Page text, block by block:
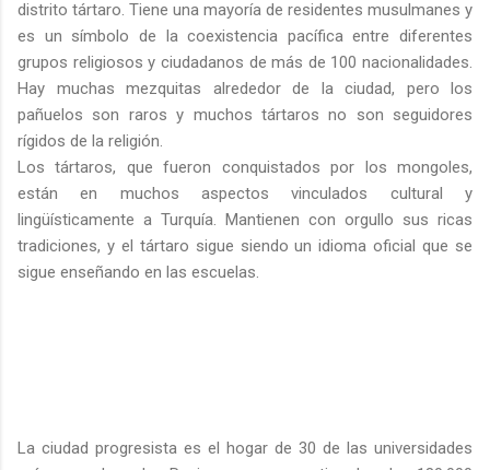
distrito tártaro. Tiene una mayoría de residentes musulmanes y
es un símbolo de la coexistencia pacífica entre diferentes
grupos religiosos y ciudadanos de más de 100 nacionalidades.
Hay muchas mezquitas alrededor de la ciudad, pero los
pañuelos son raros y muchos tártaros no son seguidores
rígidos de la religión.
Los tártaros, que fueron conquistados por los mongoles,
están en muchos aspectos vinculados cultural y
lingüísticamente a Turquía. Mantienen con orgullo sus ricas
tradiciones, y el tártaro sigue siendo un idioma oficial que se
sigue enseñando en las escuelas.
La ciudad progresista es el hogar de 30 de las universidades